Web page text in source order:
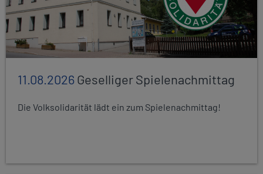
11.08.2026Geselliger Spielenachmittag
Die Volksolidarität lädt ein zum Spielenachmittag!